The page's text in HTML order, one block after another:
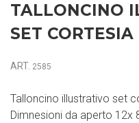
TALLONCINO
SET
ART. 2585
Talloncino illustrativo set
Dimnesioni da aperto 12x